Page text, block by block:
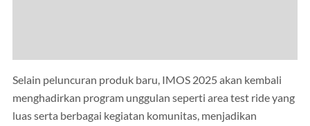
Selain peluncuran produk baru, IMOS 2025 akan kembali
menghadirkan program unggulan seperti area test ride yang
luas serta berbagai kegiatan komunitas, menjadikan